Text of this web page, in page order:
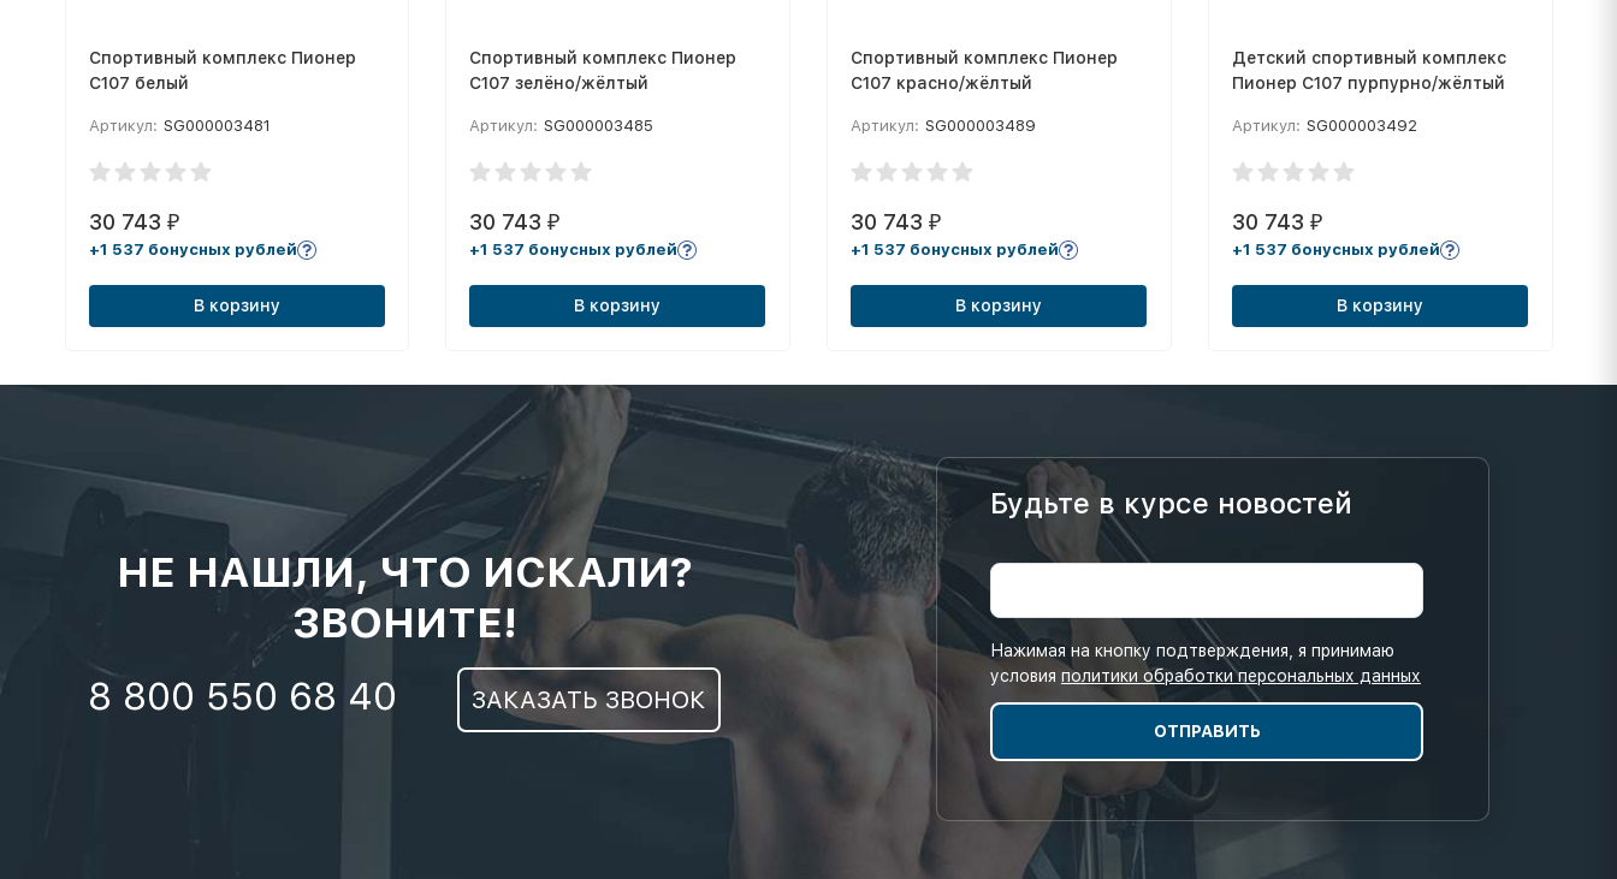
Спортивный комплекс Пионер
С107 белый
Артикул: SG000003481
30 743 ₽
+1 537 бонусных рублей
В корзину
Спортивный комплекс Пионер
С107 зелёно/жёлтый
Артикул: SG000003485
30 743₽
+1 537 бонусных рублей
В корзину
Спортивный комплекс Пионер
С107 красно/жёлтый
Артикул: SG000003489
30 743 ₽
+1 537 бонусных рублей
В корзину
Детский спортивный комплекс
Пионер С107 пурпурно/жёлтый
Артикул: SG000003492
30 743 ₽
+1 537 бонусных рублей
В корзину
НЕ НАШЛИ, ЧТО ИСКАЛИ?
ЗВОНИТЕ!
8 800 550 68 40 ЗАКАЗАТЬ ЗВОНОК
Будьте в курсе новостей
Нажимая на кнопку подтверждения, я принимаю
условия политики обработки персональных данных